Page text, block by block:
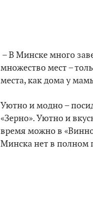
– В Минске много
множество мест –
места, как дома у
Уютно и модно –
«Зерно». Уютно и
время можно в
Минска нет в полном